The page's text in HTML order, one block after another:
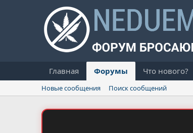
Главная Форумы Что нового?
Новые сообщения Поиск сообщений